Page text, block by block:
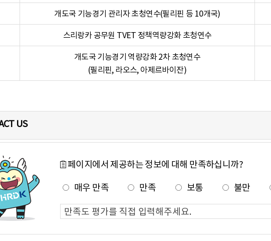
개도국 기능경기 관리자 초청연수(필리핀 등 10개국)
스리랑카 공무원 TVET 정책역량강화 초청연수
개도국 기능경기 역량강화 2차 초청연수
(필리핀, 라오스, 아제르바이잔)
US
페이지에서 제공하는 정보에 대해 만족하십니까?
매우 만족
만족 보통 불만